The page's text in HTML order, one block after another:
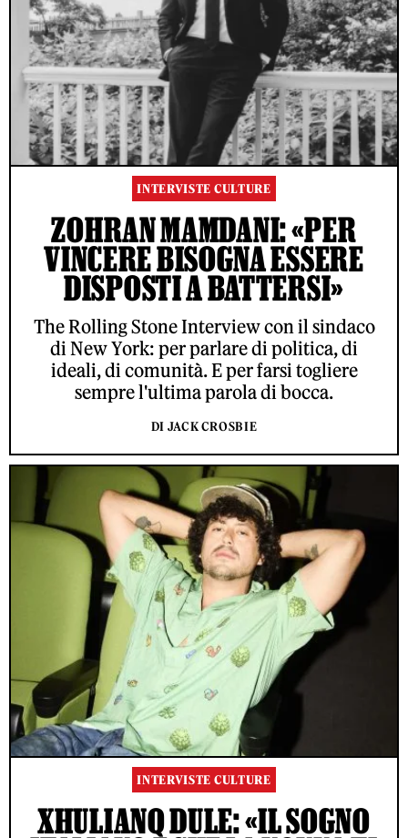
INTERVISTE CULTURE
ZOHRAN MAMDANI: «PER
VINCERE BISOGNA ESSERE
DISPOSTI A BATTERSI»
The Rolling Stone Interview con il sindaco
di New York: per parlare di politica, di
ideali, di comunità. E per farsi togliere
sempre l'ultima parola di bocca.
DI JACK CROSBIE
INTERVISTE CULTURE
XHULIANO DULE: «IL SOGNO